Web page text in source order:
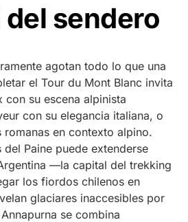
del sendero
agotan todo lo que una
el Tour du Mont Blanc invita
su escena alpinista
con su elegancia italiana, o
romanas en contexto alpino.
del Paine puede extenderse
—la capital del trekking
los fiordos chilenos en
glaciares inaccesibles por
se combina